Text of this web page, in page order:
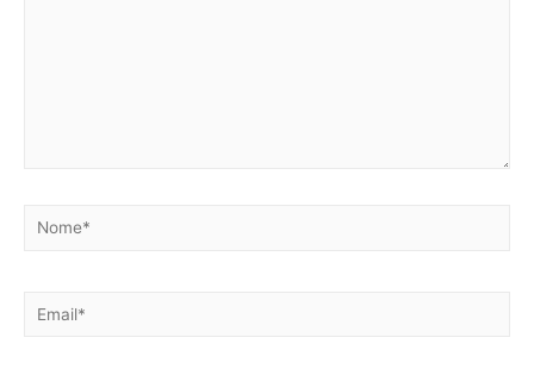
Nome*
Email*